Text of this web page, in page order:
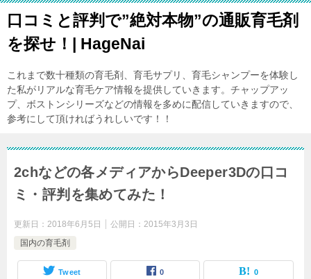
口コミと評判で”絶対本物”の通販育毛剤
を探せ！| HageNai
これまで数十種類の育毛剤、育毛サプリ、育毛シャンプーを体験し
た私がリアルな育毛ケア情報を提供していきます。チャップアッ
プ、ボストンシリーズなどの情報を多めに配信していきますので、
参考にして頂ければうれしいです！！
2chなどの各メディアからDeeper3Dの口コ
ミ・評判を集めてみた！
更新日： 2018年6月5日 公開日： 2015年3月3日
国内の育毛剤
Tweet 0 0